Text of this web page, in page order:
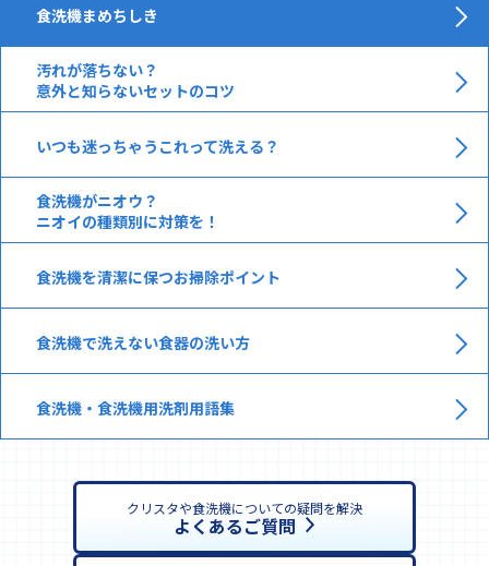
食洗機まめちしき
汚れが落ちない？
意外と知らないセットのコツ
いつも迷っちゃうこれって洗える？
食洗機がニオウ？
ニオイの種類別に対策を！
食洗機を清潔に保つお掃除ポイント
食洗機で洗えない食器の洗い方
食洗機・食洗機用洗剤用語集
クリスタや食洗機についての疑問を解決
よくあるご質問